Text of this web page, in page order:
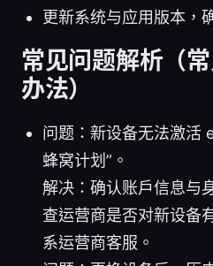
更新系统与应用版本，
常见问题解析（
办法）
问题：新设备无法激活
蜂窝计划”。
解决：确认账户信息与
查运营商是否对新设备
系运营商客服。